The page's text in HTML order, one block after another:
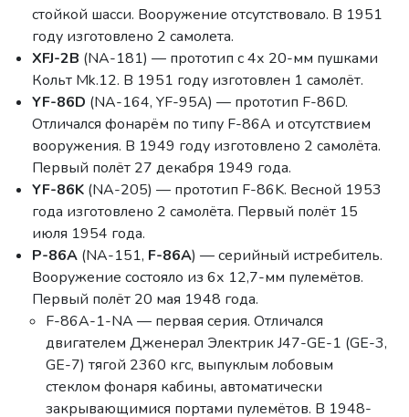
стойкой шасси. Вооружение отсутствовало. В 1951
году изготовлено 2 самолета.
XFJ-2B (NA-181) — прототип с 4х 20-мм пушками
Кольт Mk.12. В 1951 году изготовлен 1 самолёт.
YF-86D (NA-164, YF-95A) — прототип F-86D.
Отличался фонарём по типу F-86A и отсутствием
вооружения. В 1949 году изготовлено 2 самолёта.
Первый полёт 27 декабря 1949 года.
YF-86K (NA-205) — прототип F-86K. Весной 1953
года изготовлено 2 самолёта. Первый полёт 15
июля 1954 года.
P-86A (NA-151, F-86A) — серийный истребитель.
Вооружение состояло из 6х 12,7-мм пулемётов.
Первый полёт 20 мая 1948 года.
F-86A-1-NA — первая серия. Отличался
двигателем Дженерал Электрик J47-GE-1 (GE-3,
GE-7) тягой 2360 кгс, выпуклым лобовым
стеклом фонаря кабины, автоматически
закрывающимися портами пулемётов. В 1948-